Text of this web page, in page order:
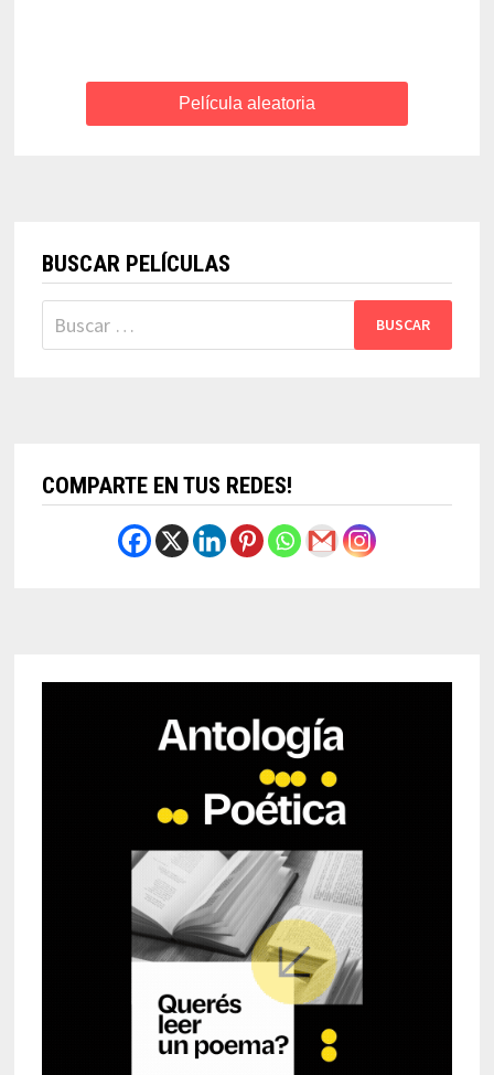
Película aleatoria
BUSCAR PELÍCULAS
Buscar:
COMPARTE EN TUS REDES!